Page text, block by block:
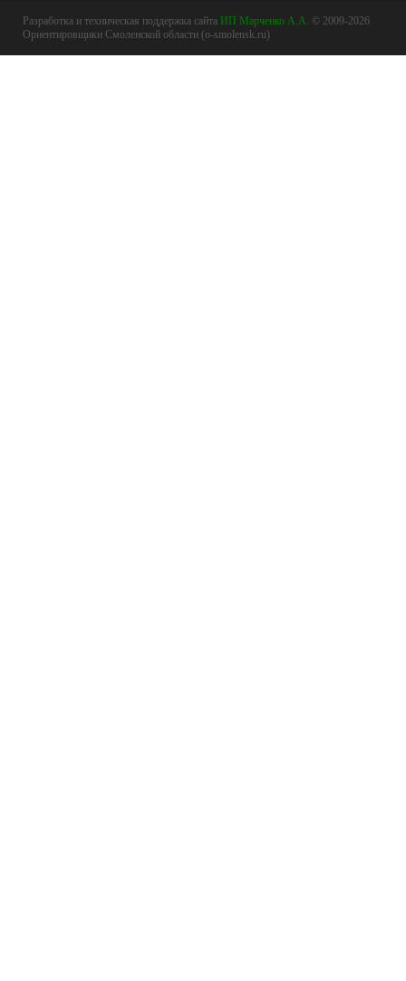
Разработка и техническая поддержка сайта ИП Марченко А.А. © 2009-2026
Ориентировщики Смоленской области (o-smolensk.ru)